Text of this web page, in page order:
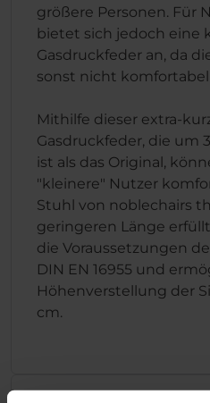
größere Personen. Für
bietet sich jedoch eine
Gasdruckfeder an, da
sonst nicht
Mithilfe dieser extra-
Gasdruckfeder, die um
ist als das Original,
"kleinere" Nutzer
Stuhl von noblechairs
geringeren Länge
die Voraussetzungen
DIN EN 16955 und
Höhenverstellung der
cm.